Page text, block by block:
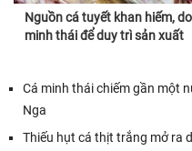
Nguồn cá tuyết khan hiếm,
minh thái để duy trì sản xuất
Cá minh thái chiếm gần một
Nga
Thiếu hụt cá thịt trắng mở ra